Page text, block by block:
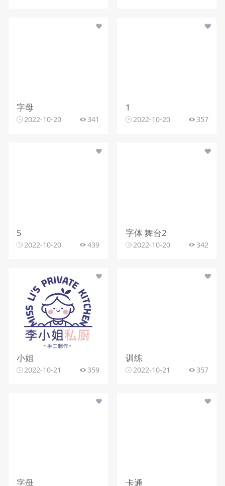
字母
2022-10-20 341
1
2022-10-20 357
5
2022-10-20 439
字体 舞台2
2022-10-20 342
小姐
2022-10-21 359
训练
2022-10-21 357
字母 卡通